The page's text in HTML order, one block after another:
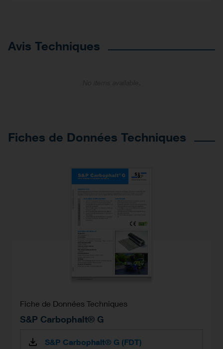
Avis Techniques
Fiches de Données Techniques
Fiche de Données Techniques
S&P Carbophalt® G
S&P Carbophalt® G (FDT)